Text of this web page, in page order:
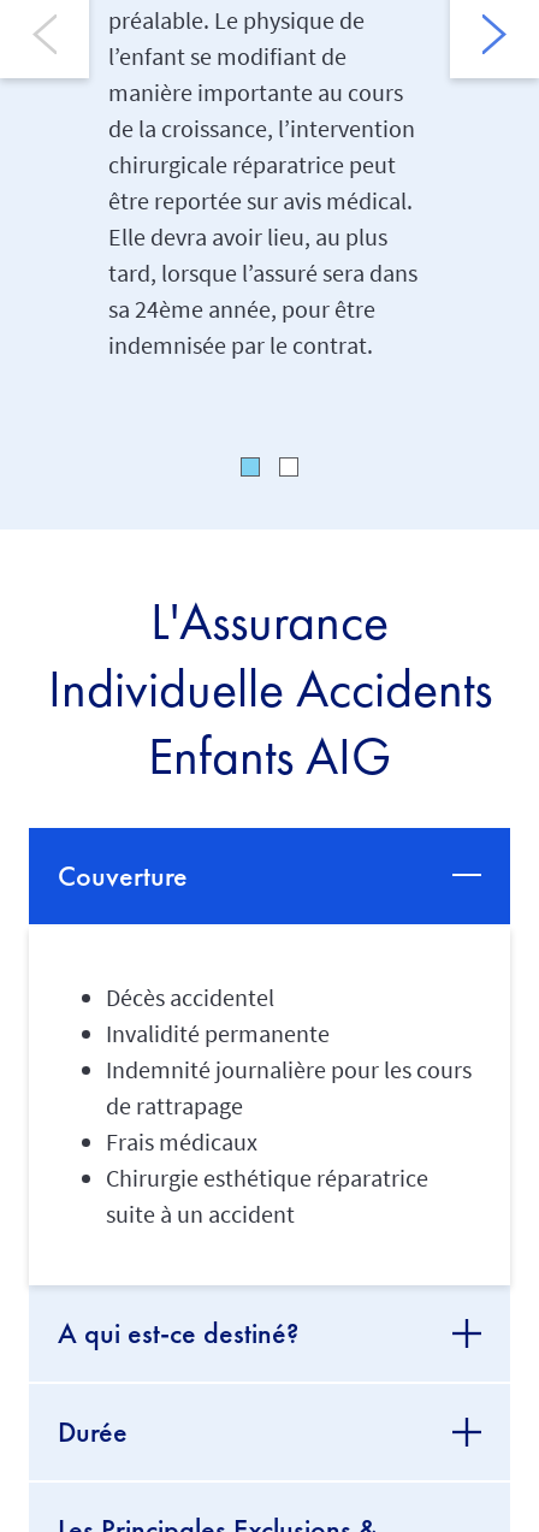
préalable. Le physique de
l’enfant se modifiant de
manière importante au cours
de la croissance, l’intervention
chirurgicale réparatrice peut
être reportée sur avis médical.
Elle devra avoir lieu, au plus
tard, lorsque l’assuré sera dans
sa 24ème année, pour être
indemnisée par le contrat.
L'Assurance
Individuelle Accidents
Enfants AIG
Couverture
Décès accidentel
Invalidité permanente
Indemnité journalière pour les cours
de rattrapage
Frais médicaux
Chirurgie esthétique réparatrice
suite à un accident
A qui est-ce destiné?
Durée